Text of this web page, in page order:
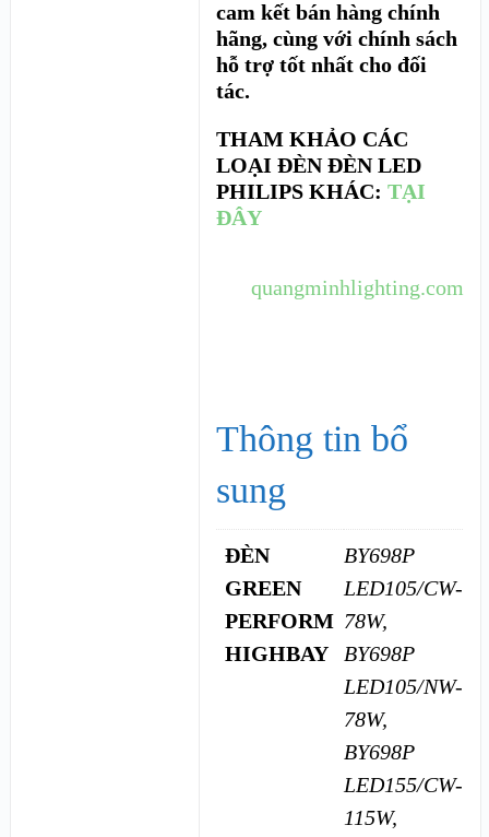
cam kết bán hàng chính
hãng, cùng với chính sách
hỗ trợ tốt nhất cho đối
tác.
THAM KHẢO CÁC
LOẠI ĐÈN ĐÈN LED
PHILIPS KHÁC:TẠI
ĐÂY
quangminhlighting.com
Thông tin bổ
sung
ĐÈN
GREEN
PERFORM
HIGHBAY
BY698P
LED105/CW-
78W,
BY698P
LED105/NW-
78W,
BY698P
LED155/CW-
115W,